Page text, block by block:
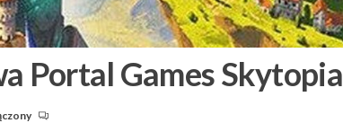
Portal Games Skytopia